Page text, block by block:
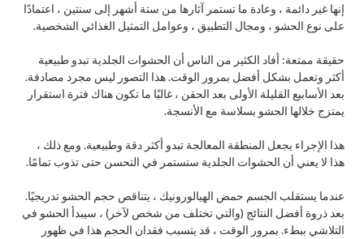
إنها غير دائمة ، وعادة ما تستمر آثارها من ستة أشهر إلى سنتين ، اعتمادًا
على نوع الحشو ، ومجال التطبيق ، وعوامل التمثيل الغذائي الشخصية.
حقيقة ممتعة: أفاد الكثير من الناس أن الحشوات الجلدية تبدو طبيعية
أكثر وتعمل بشكل أفضل بمرور الوقت. هذا التصور ليس مجرد مصادفة.
بعد الأسابيع القليلة الأولى بعد الحقن ، غالبًا ما تكون هناك فترة استقرار
يمتزج خلالها الحشو بسلاسة مع الأنسجة.
هذا الإجراء يجعل المنطقة المعالجة تبدو أكثر دقة وطبيعية. ومع ذلك ،
هذا لا يعني أن الحشوات الجلدية ستستمر في التحسن حتى تذوب تمامًا.
عندما يستقلب الجسم حمض الهيالورونيك ، يتناقص حجم الحشو تدريجيًا.
بعد ذروة أفضل النتائج (والتي تختلف من شخص لآخر) ، سيبدأ الحشو في
التلاشي ببطء. بمرور الوقت ، قد يتسبب فقدان الحجم هذا في ظهور